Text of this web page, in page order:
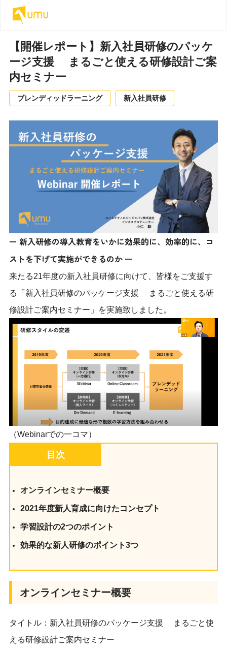
【開催レポート】新入社員研修のパッケ
ージ支援 まるごと使える研修設計ご案
内セミナー
ブレンディッドラーニング 新入社員研修
ー 新入研修の導入教育をいかに効果的に、効率的に、コ
ストを下げて実施ができるのか ー
来たる21年度の新入社員研修に向けて、皆様をご支援す
る「新入社員研修のパッケージ支援 まるごと使える研
修設計ご案内セミナー」を実施致しました。
（Webinarでの一コマ）
目次
オンラインセミナー概要
2021年度新人育成に向けたコンセプト
学習設計の2つのポイント
効果的な新人研修のポイント3つ
オンラインセミナー概要
タイトル：新入社員研修のパッケージ支援 まるごと使
える研修設計ご案内セミナー